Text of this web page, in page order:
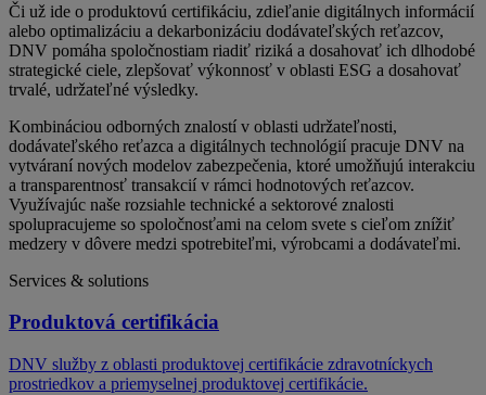
Či už ide o produktovú certifikáciu, zdieľanie digitálnych informácií
alebo optimalizáciu a dekarbonizáciu dodávateľských reťazcov,
DNV pomáha spoločnostiam riadiť riziká a dosahovať ich dlhodobé
strategické ciele, zlepšovať výkonnosť v oblasti ESG a dosahovať
trvalé, udržateľné výsledky.
Kombináciou odborných znalostí v oblasti udržateľnosti,
dodávateľského reťazca a digitálnych technológií pracuje DNV na
vytváraní nových modelov zabezpečenia, ktoré umožňujú interakciu
a transparentnosť transakcií v rámci hodnotových reťazcov.
Využívajúc naše rozsiahle technické a sektorové znalosti
spolupracujeme so spoločnosťami na celom svete s cieľom znížiť
medzery v dôvere medzi spotrebiteľmi, výrobcami a dodávateľmi.
Services & solutions
Produktová certifikácia
DNV služby z oblasti produktovej certifikácie zdravotníckych
prostriedkov a priemyselnej produktovej certifikácie.